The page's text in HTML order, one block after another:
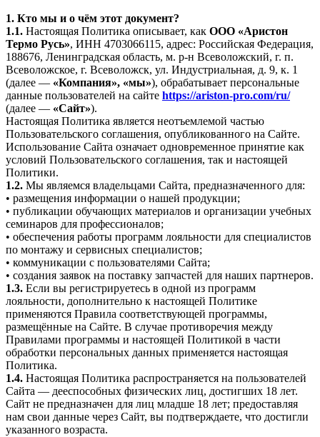
1. Кто мы и о чём этот документ?
1.1. Настоящая Политика описывает, как ООО «Аристон
Термо Русь», ИНН 4703066115, адрес: Российская Федерация,
188676, Ленинградская область, м. р-н Всеволожский, г. п.
Всеволожское, г. Всеволожск, ул. Индустриальная, д. 9, к. 1
(далее — «Компания», «мы»), обрабатывает персональные
данные пользователей на сайте https://ariston-pro.com/ru/
(далее — «Сайт»).
Настоящая Политика является неотъемлемой частью
Пользовательского соглашения, опубликованного на Сайте.
Использование Сайта означает одновременное принятие как
условий Пользовательского соглашения, так и настоящей
Политики.
1.2. Мы являемся владельцами Сайта, предназначенного для:
• размещения информации о нашей продукции;
• публикации обучающих материалов и организации учебных
семинаров для профессионалов;
• обеспечения работы программ лояльности для специалистов
по монтажу и сервисных специалистов;
• коммуникации с пользователями Сайта;
• создания заявок на поставку запчастей для наших партнеров.
1.3. Если вы регистрируетесь в одной из программ
лояльности, дополнительно к настоящей Политике
применяются Правила соответствующей программы,
размещённые на Сайте. В случае противоречия между
Правилами программы и настоящей Политикой в части
обработки персональных данных применяется настоящая
Политика.
1.4. Настоящая Политика распространяется на пользователей
Сайта — дееспособных физических лиц, достигших 18 лет.
Сайт не предназначен для лиц младше 18 лет; предоставляя
нам свои данные через Сайт, вы подтверждаете, что достигли
указанного возраста.